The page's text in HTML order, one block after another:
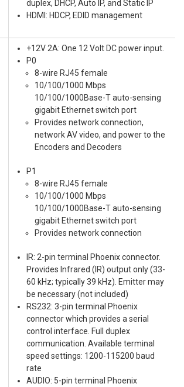
duplex, DHCP, Auto IP, and Static IP
HDMI: HDCP, EDID management
+12V 2A: One 12 Volt DC power input.
P0
8-wire RJ45 female
10/100/1000 Mbps
10/100/1000Base-T auto-sensing
gigabit Ethernet switch port
Provides network connection,
network AV video, and power to the
Encoders and Decoders
P1
8-wire RJ45 female
10/100/1000 Mbps
10/100/1000Base-T auto-sensing
gigabit Ethernet switch port
Provides network connection
IR: 2-pin terminal Phoenix connector.
Provides Infrared (IR) output only (33-
60 kHz; typically 39 kHz). Emitter may
be necessary (not included)
RS232: 3-pin terminal Phoenix
connector which provides a serial
control interface. Full duplex
communication. Available terminal
speed settings: 1200-115200 baud
rate
AUDIO: 5-pin terminal Phoenix